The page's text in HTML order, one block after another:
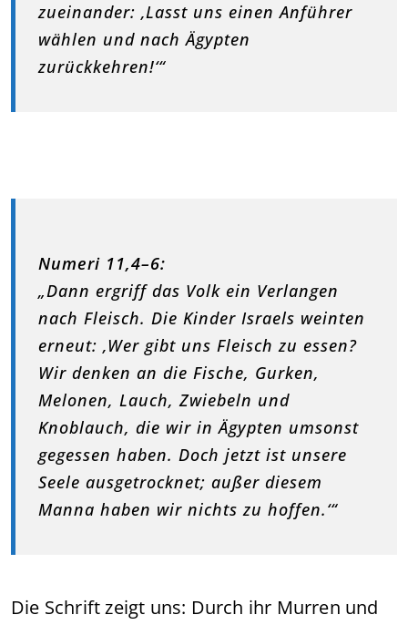
zueinander: ‚Lasst uns einen Anführer
wählen und nach Ägypten
zurückkehren!‘“
Numeri 11,4–6:
„Dann ergriff das Volk ein Verlangen
nach Fleisch. Die Kinder Israels weinten
erneut: ‚Wer gibt uns Fleisch zu essen?
Wir denken an die Fische, Gurken,
Melonen, Lauch, Zwiebeln und
Knoblauch, die wir in Ägypten umsonst
gegessen haben. Doch jetzt ist unsere
Seele ausgetrocknet; außer diesem
Manna haben wir nichts zu hoffen.‘“
Die Schrift zeigt uns: Durch ihr Murren und